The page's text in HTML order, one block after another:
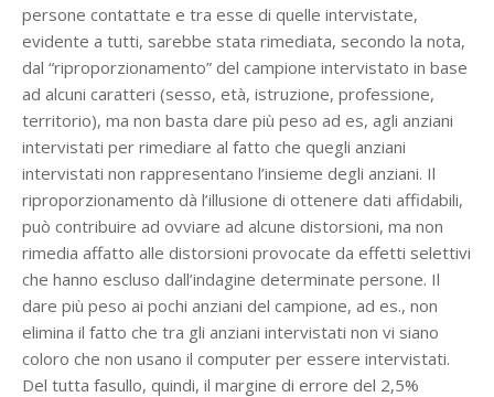
persone contattate e tra esse di quelle intervistate,
evidente a tutti, sarebbe stata rimediata, secondo la nota,
dal “riproporzionamento” del campione intervistato in base
ad alcuni caratteri (sesso, età, istruzione, professione,
territorio), ma non basta dare più peso ad es, agli anziani
intervistati per rimediare al fatto che quegli anziani
intervistati non rappresentano l’insieme degli anziani. Il
riproporzionamento dà l’illusione di ottenere dati affidabili,
può contribuire ad ovviare ad alcune distorsioni, ma non
rimedia affatto alle distorsioni provocate da effetti selettivi
che hanno escluso dall’indagine determinate persone. Il
dare più peso ai pochi anziani del campione, ad es., non
elimina il fatto che tra gli anziani intervistati non vi siano
coloro che non usano il computer per essere intervistati.
Del tutta fasullo, quindi, il margine di errore del 2,5%